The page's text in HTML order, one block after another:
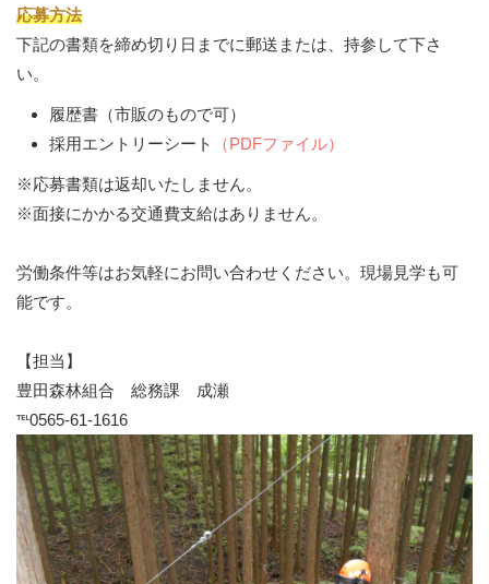
応募方法
下記の書類を締め切り日までに郵送または、持参して下さ
い。
履歴書（市販のもので可）
採用エントリーシート
（PDFファイル）
※応募書類は返却いたしません。
※面接にかかる交通費支給はありません。
労働条件等はお気軽にお問い合わせください。現場見学も可
能です。
【担当】
豊田森林組合 総務課 成瀬
℡0565-61-1616